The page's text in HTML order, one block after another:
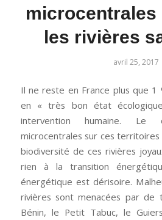
microcentrales
les rivières
avril 25, 2017
Il ne reste en France plus que 1
en « très bon état
intervention humaine. Le
microcentrales sur ces
biodiversité de ces rivières
rien à la transition
énergétique est dérisoire.
rivières sont menacées par
Bénin, le Petit Tabuc, le